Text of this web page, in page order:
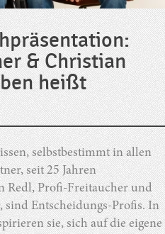
& Christian
heißt
selbstbestimmt in allen
seit 25 Jahren
Redl, Profi-Freitaucher und
Entscheidungs-Profis. In
sie, sich auf die eigene